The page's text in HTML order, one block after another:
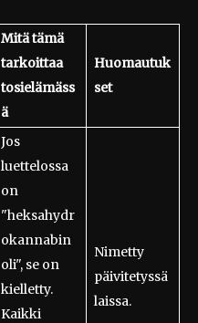
Mitä tämä
tarkoittaa
tosielämäss
ä
Huomautuk
set
Jos
luettelossa
on
"heksahydr
okannabin
oli", se on
kielletty.
Kaikki
Nimetty
päivitetyssä
laissa.